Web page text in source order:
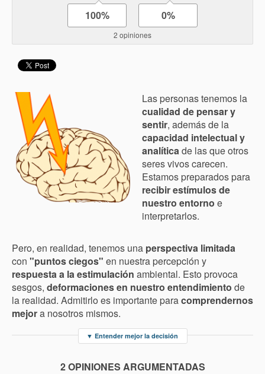
100% 0%
2 opiniones
Las personas tenemos la
cualidad de pensar y
sentir, además de la
capacidad intelectual y
analíticade las que otros
seres vivos carecen.
Estamos preparados para
recibir estímulos de
nuestro entorno e
interpretarlos.
Pero, en realidad, tenemos una perspectiva limitada
con "puntos ciegos" en nuestra percepción y
respuesta a la estimulación ambiental. Esto provoca
sesgos, deformaciones en nuestro entendimiento de
la realidad. Admitirlo es importante paracomprendernos
mejora nosotros mismos.
▼ Entender mejor la decisión
2 OPINIONES ARGUMENTADAS